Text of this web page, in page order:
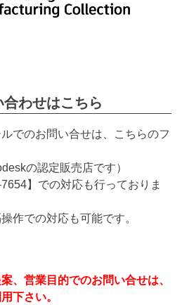
わせはこちら
でのお問い合せは、こちらのフ
の認定販売店です）
】での対応も行っておりま
作での対応も可能です。
、営業目的でのお問い合せは、
下さい。